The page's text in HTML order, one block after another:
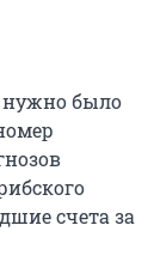
нужно было
счета за